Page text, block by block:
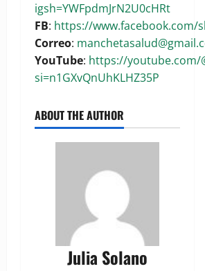
igsh=YWFpdmJrN2U0cHRt
FB: https://www.facebook.com/
Correo:
YouTube: https://youtube.com/
si=n1GXvQnUhKLHZ35P
ABOUT THE AUTHOR
Julia Solano